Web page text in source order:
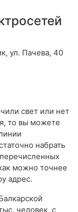
ул. Пачева, 40
свет или нет
то вы можете
набрать
можно точнее
адрес.
человек, с